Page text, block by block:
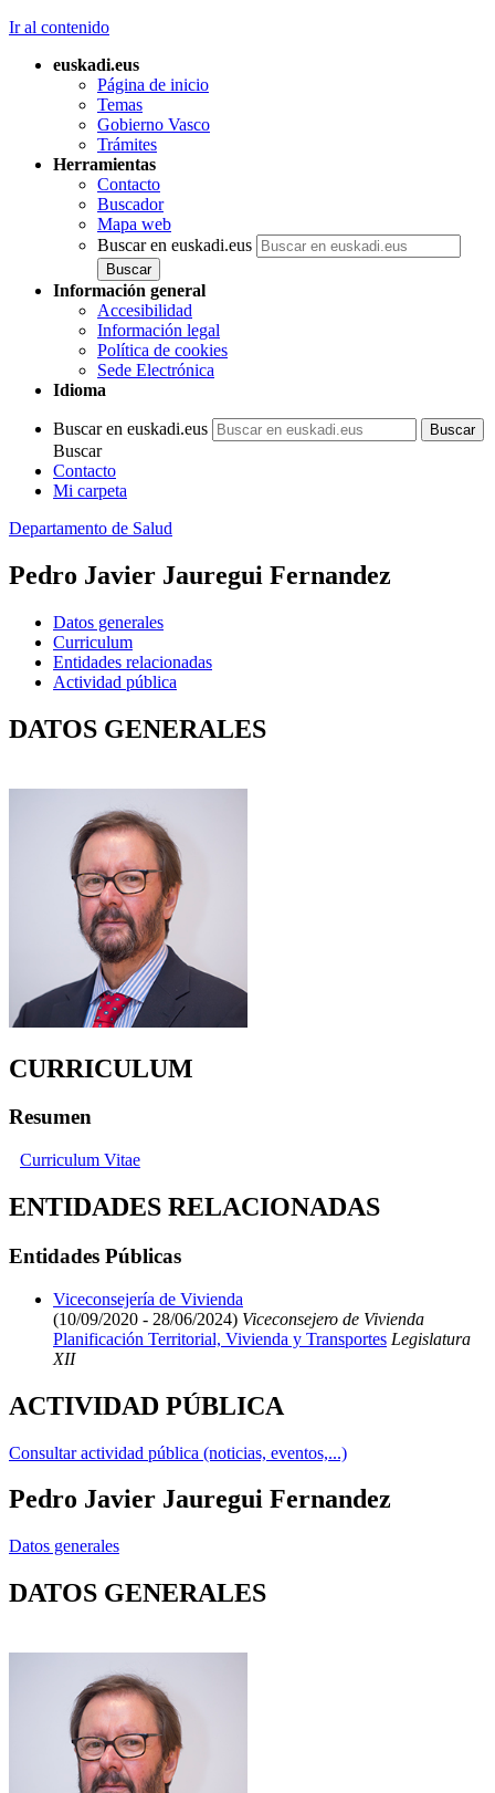
Ir al contenido
euskadi.eus
Página de inicio
Temas
Gobierno Vasco
Trámites
Herramientas
Contacto
Buscador
Mapa web
Buscar en euskadi.eus
Información general
Accesibilidad
Información legal
Política de cookies
Sede Electrónica
Idioma
Buscar en euskadi.eus
Buscar
Contacto
Mi carpeta
Departamento de Salud
Pedro Javier Jauregui Fernandez
Datos generales
Curriculum
Entidades relacionadas
Actividad pública
DATOS GENERALES
CURRICULUM
Resumen
Curriculum Vitae
ENTIDADES RELACIONADAS
Entidades Públicas
Viceconsejería de Vivienda
(10/09/2020 - 28/06/2024) Viceconsejero de Vivienda
Planificación Territorial, Vivienda y Transportes Legislatura
XII
ACTIVIDAD PÚBLICA
Consultar actividad pública (noticias, eventos,...)
Pedro Javier Jauregui Fernandez
Datos generales
DATOS GENERALES